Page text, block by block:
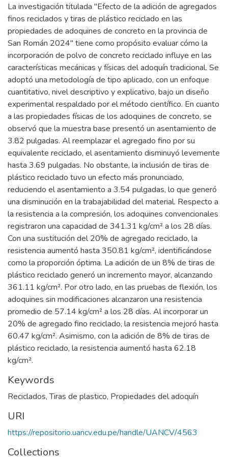
La investigación titulada "Efecto de la adición de agregados
finos reciclados y tiras de plástico reciclado en las
propiedades de adoquines de concreto en la provincia de
San Román 2024" tiene como propósito evaluar cómo la
incorporación de polvo de concreto reciclado influye en las
características mecánicas y físicas del adoquín tradicional. Se
adoptó una metodología de tipo aplicado, con un enfoque
cuantitativo, nivel descriptivo y explicativo, bajo un diseño
experimental respaldado por el método científico. En cuanto
a las propiedades físicas de los adoquines de concreto, se
observó que la muestra base presentó un asentamiento de
3.82 pulgadas. Al reemplazar el agregado fino por su
equivalente reciclado, el asentamiento disminuyó levemente
hasta 3.69 pulgadas. No obstante, la inclusión de tiras de
plástico reciclado tuvo un efecto más pronunciado,
reduciendo el asentamiento a 3.54 pulgadas, lo que generó
una disminución en la trabajabilidad del material. Respecto a
la resistencia a la compresión, los adoquines convencionales
registraron una capacidad de 341.31 kg/cm² a los 28 días.
Con una sustitución del 20% de agregado reciclado, la
resistencia aumentó hasta 350.81 kg/cm², identificándose
como la proporción óptima. La adición de un 8% de tiras de
plástico reciclado generó un incremento mayor, alcanzando
361.11 kg/cm². Por otro lado, en las pruebas de flexión, los
adoquines sin modificaciones alcanzaron una resistencia
promedio de 57.14 kg/cm² a los 28 días. Al incorporar un
20% de agregado fino reciclado, la resistencia mejoró hasta
60.47 kg/cm². Asimismo, con la adición de 8% de tiras de
plástico reciclado, la resistencia aumentó hasta 62.18
kg/cm².
Keywords
Reciclados,Tiras de plastico, Propiedades del adoquín
URI
https://repositorio.uancv.edu.pe/handle/UANCV/4563
Collections